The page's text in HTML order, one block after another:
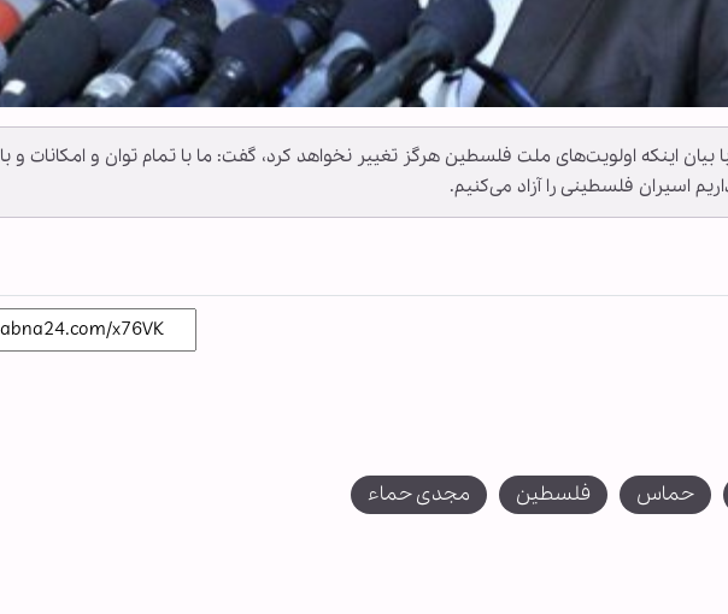
اینکه اولویت‌های ملت فلسطین هرگز تغییر نخواهد کرد، گفت: ما با تمام توان و امکانات و با
اسیران فلسطینی را آزاد می‌کنیم.
حماس فلسطین مجدی حماء